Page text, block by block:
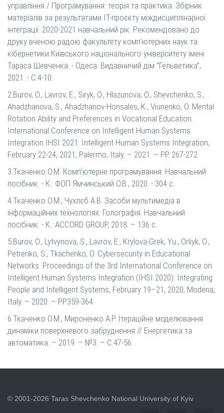
управління / Програмування: теорія та практика. Збірник
матеріалів за результатами ІТ-проєкту міждисциплінарної
інтеграції. 2020-2021 навчальний рік. Рекомендовано до
друку вченою радою факультету комп’ютерних наук та
кібернетики Київського національного університету імені
Тараса Шевченка. - Одеса: Видавничий дім “Гельветика”,
2021. - С.4-10.
2.Burov, O., Lavrov, E., Siryk, O., Hlazunova, O., Shevchenko, S.,
Ahadzhanova, S., Ahadzhanov-Honsales, K., Viunenko, O. Mental
Rotation Ability and Preferences in Vocational Education.
International Conference on Intelligent Human Systems
Integration IHSI 2021: Intelligent Human Systems Integration,
February 22-24, 2021, Palermo, Italy. – 2021. – РР. 267-272
3.Ткаченко О.М. Комп’ютерне програмування. Навчальний
посібник. - К.: ФОП Ямчинський О.В., 2020. - 304 с.
4.Ткаченко О.М., Чухлєб А.В. Засоби мультимедіа в
інформаційних технологіях. Голографія. Навчальний
посібник. - К.: ACCORD GROUP, 2018. – 136 с.
5.Burov, O., Lytvynova, S., Lavrov, E., Krylova-Grek, Yu., Orliyk, O.,
Petrenko, S., Tkachenko, O. Cybersecurity in Educational
Networks. Proceedings of the 3rd International Conference on
Intelligent Human Systems Integration (IHSI 2020): Integrating
People and Intelligent Systems, February 19–21, 2020, Modena,
Italy. – 2020. – PP.359-364.
6.Ткаченко О.М., Мироненко А.Р. Ітераційне моделювання
динаміки поверхневого забруднення // Енергетика та
автоматика. – 2019. – №3. – С.47-56.
© 2001-2026 Taras Shevchenko National University of Kyiv